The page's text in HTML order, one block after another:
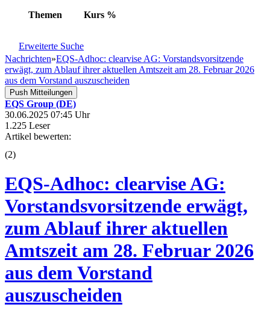
Themen Kurs %
Erweiterte Suche
Nachrichten»EQS-Adhoc: clearvise AG: Vorstandsvorsitzende
erwägt, zum Ablauf ihrer aktuellen Amtszeit am 28. Februar 2026
aus dem Vorstand auszuscheiden
Push Mitteilungen
EQS Group (DE)
30.06.2025 07:45 Uhr
1.225 Leser
Artikel bewerten:
(2)
EQS-Adhoc: clearvise AG:
Vorstandsvorsitzende erwägt,
zum Ablauf ihrer aktuellen
Amtszeit am 28. Februar 2026
aus dem Vorstand
auszuscheiden